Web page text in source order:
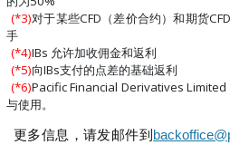
(*3)对于某些CFD（差价合约）和期货
手
(*4)IBs 允许加收佣金和返利
(*5)向IBs支付的点差的基础返利
(*6)Pacific Financial Derivatives
与使用。
更多信息，请发邮件到